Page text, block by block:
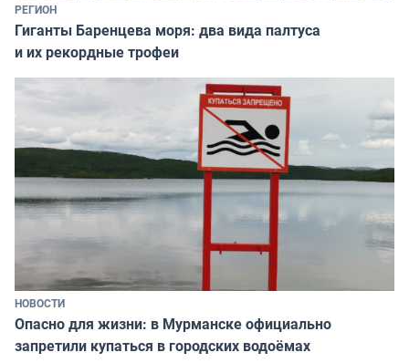
РЕГИОН
Гиганты Баренцева моря: два вида палтуса
и их рекордные трофеи
НОВОСТИ
Опасно для жизни: в Мурманске официально
запретили купаться в городских водоёмах